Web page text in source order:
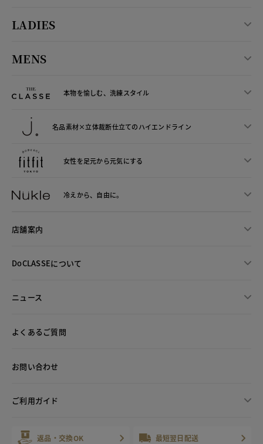
LADIES
MENS
本物を愉しむ、洗練スタイル
名品素材×立体裁断仕立てのハイエンドライン
女性を足元から元気にする
冷えから、 自由に。
店舗案内
DoCLASSEについて
ニュース
よくあるご質問
お問い合わせ
ご利用ガイド
返品・交換OK 最短翌日配送